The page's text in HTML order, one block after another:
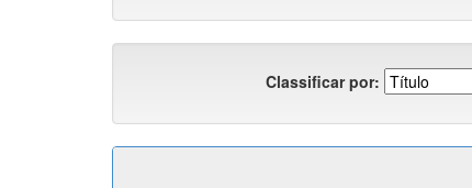
Classificar por: